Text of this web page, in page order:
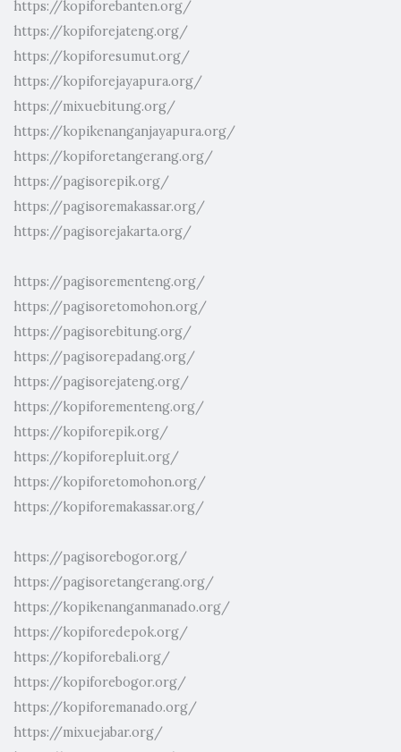
https://kopiforebanten.org/
https://kopiforejateng.org/
https://kopiforesumut.org/
https://kopiforejayapura.org/
https://mixuebitung.org/
https://kopikenanganjayapura.org/
https://kopiforetangerang.org/
https://pagisorepik.org/
https://pagisoremakassar.org/
https://pagisorejakarta.org/
https://pagisorementeng.org/
https://pagisoretomohon.org/
https://pagisorebitung.org/
https://pagisorepadang.org/
https://pagisorejateng.org/
https://kopiforementeng.org/
https://kopiforepik.org/
https://kopiforepluit.org/
https://kopiforetomohon.org/
https://kopiforemakassar.org/
https://pagisorebogor.org/
https://pagisoretangerang.org/
https://kopikenanganmanado.org/
https://kopiforedepok.org/
https://kopiforebali.org/
https://kopiforebogor.org/
https://kopiforemanado.org/
https://mixuejabar.org/